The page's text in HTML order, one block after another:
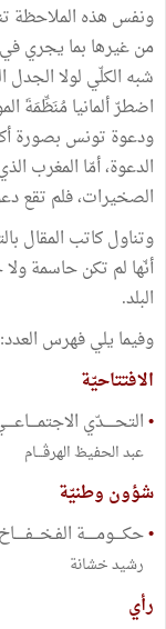
ونفس هذه الملاحظة
من غيرها بما يجري في
شبه الكلّي لولا
اضطرّ ألمانيا مُنَظِّمَةَ
ودعوة تونس بصورة
الدعوة، أمّا المغرب
الصخيرات، فلم تقع
وتناول كاتب المقال
أنّها لم تكن حاسمة
البلد.
وفيما يلي فهرس العدد:
الافتتاحيّة
•التحـــــدّي
عبد الحفيظ الهرڤـــام
شؤون وطنيّة
•حكــــومـــــة
رشيد خشانة
رأي